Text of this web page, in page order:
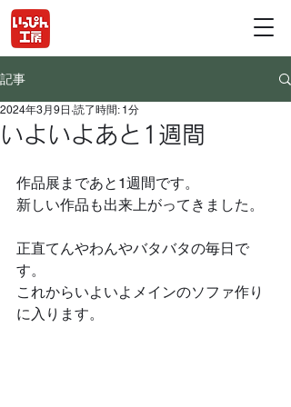
記事
いよいよあと1週間
2024年3月9日 読了時間: 1分
作品展まであと1週間です。
新しい作品も出来上がってきました。
正直てんやわんやバタバタの毎日で
す。
これからいよいよメインのソファ作り
に入ります。